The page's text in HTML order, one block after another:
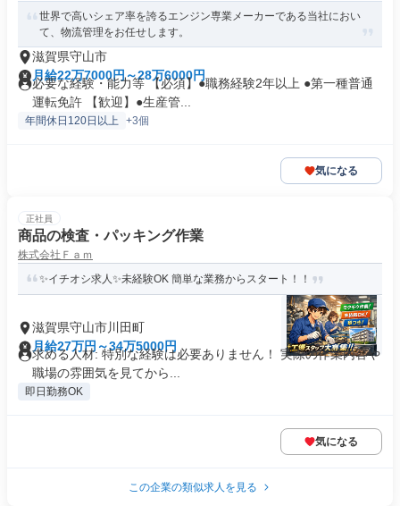
世界で高いシェア率を誇るエンジン専業メーカーである当社におい
て、物流管理をお任せします。
滋賀県守山市
月給22万7000円～28万6000円
必要な経験・能力等 【必須】●職務経験2年以上 ●第一種普通
運転免許 【歓迎】●生産管...
年間休日120日以上 +3個
気になる
正社員
商品の検査・パッキング作業
株式会社Ｆａｍ
✨イチオシ求人✨未経験OK 簡単な業務からスタート！！
滋賀県守山市川田町
月給27万円～34万5000円
求める人材: 特別な経験は必要ありません！ 実際の作業内容や
職場の雰囲気を見てから...
即日勤務OK
気になる
この企業の類似求人を見る